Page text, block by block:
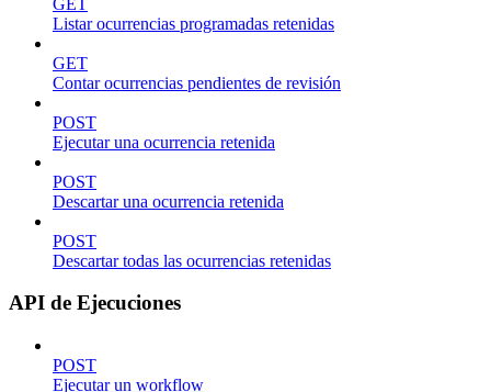
Listar ocurrencias programadas retenidas
GET
Contar ocurrencias pendientes de revisión
POST
Ejecutar una ocurrencia retenida
POST
Descartar una ocurrencia retenida
POST
Descartar todas las ocurrencias retenidas
API de Ejecuciones
POST
Ejecutar un workflow